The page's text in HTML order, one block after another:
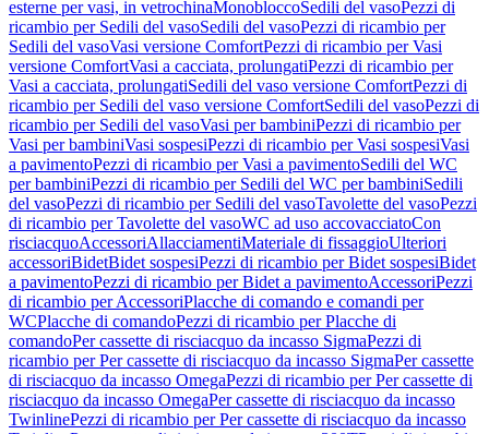
esterne per vasi, in vetrochinaMonobloccoSedili del vasoPezzi di
ricambio per Sedili del vasoSedili del vasoPezzi di ricambio per
Sedili del vasoVasi versione ComfortPezzi di ricambio per Vasi
versione ComfortVasi a cacciata, prolungatiPezzi di ricambio per
Vasi a cacciata, prolungatiSedili del vaso versione ComfortPezzi di
ricambio per Sedili del vaso versione ComfortSedili del vasoPezzi di
ricambio per Sedili del vasoVasi per bambiniPezzi di ricambio per
Vasi per bambiniVasi sospesiPezzi di ricambio per Vasi sospesiVasi
a pavimentoPezzi di ricambio per Vasi a pavimentoSedili del WC
per bambiniPezzi di ricambio per Sedili del WC per bambiniSedili
del vasoPezzi di ricambio per Sedili del vasoTavolette del vasoPezzi
di ricambio per Tavolette del vasoWC ad uso accovacciatoCon
risciacquoAccessoriAllacciamentiMateriale di fissaggioUlteriori
accessoriBidetBidet sospesiPezzi di ricambio per Bidet sospesiBidet
a pavimentoPezzi di ricambio per Bidet a pavimentoAccessoriPezzi
di ricambio per AccessoriPlacche di comando e comandi per
WCPlacche di comandoPezzi di ricambio per Placche di
comandoPer cassette di risciacquo da incasso SigmaPezzi di
ricambio per Per cassette di risciacquo da incasso SigmaPer cassette
di risciacquo da incasso OmegaPezzi di ricambio per Per cassette di
risciacquo da incasso OmegaPer cassette di risciacquo da incasso
TwinlinePezzi di ricambio per Per cassette di risciacquo da incasso